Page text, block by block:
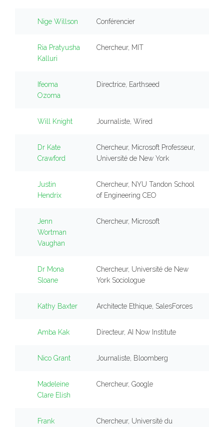
Nige Willson Conférencier
Ria Pratyusha
Kalluri
Chercheur, MIT
Ifeoma
Ozoma
Directrice, Earthseed
Will Knight Journaliste, Wired
Dr Kate
Crawford
Chercheur, Microsoft Professeur,
Université de New York
Justin
Hendrix
Chercheur, NYU Tandon School
of Engineering CEO
Jenn
Wortman
Vaughan
Chercheur, Microsoft
Dr Mona
Sloane
Chercheur, Université de New
York Sociologue
Kathy Baxter Architecte Ethique, SalesForces
Amba Kak Directeur, AI Now Institute
Nico Grant Journaliste, Bloomberg
Madeleine
Clare Elish
Chercheur, Google
Frank
Chercheur, Université du